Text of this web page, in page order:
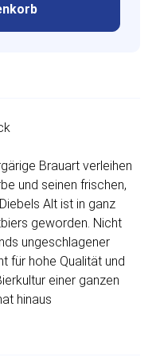
Brauart verleihen
und seinen frischen,
Alt ist in ganz
geworden. Nicht
ungeschlagener
für hohe Qualität und
einer ganzen
hinaus